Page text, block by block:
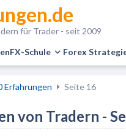
für Trader - seit 2009
FX-Schule Forex
Erfahrungen Seite 16
von Tradern -